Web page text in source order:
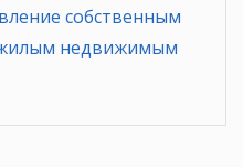
собственным
недвижимым